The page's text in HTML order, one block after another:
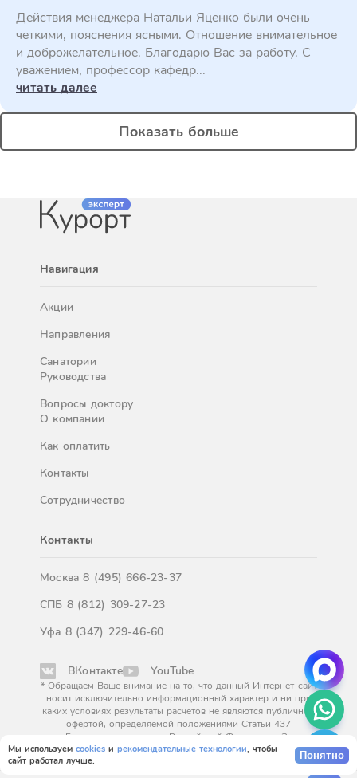
Мы используем cookies и рекомендательные технологии, чтобы
сайт работал лучше.
Понятно
Действия менеджера Натальи Яценко были очень
четкими, пояснения ясными. Отношение внимательное
и доброжелательное. Благодарю Вас за работу. С
уважением, профессор кафедр...
читать далее
Показать больше
Навигация
Акции
Направления
Санатории
Руководства
Вопросы доктору
О компании
Как оплатить
Контакты
Сотрудничество
Контакты
Москва8 (495) 666-23-37
СПБ 8 (812) 309-27-23
Уфа 8 (347) 229-46-60
ВКонтакте YouTube
* Обращаем Ваше внимание на то, что данный Интернет-сайт
носит исключительно информационный характер и ни при
каких условиях результаты расчетов не являются публичной
офертой, определяемой положениями Статьи 437
Гражданского кодекса Российской Федерации. За
окончательным расчетом обращайтесь к нашим менеджерам.